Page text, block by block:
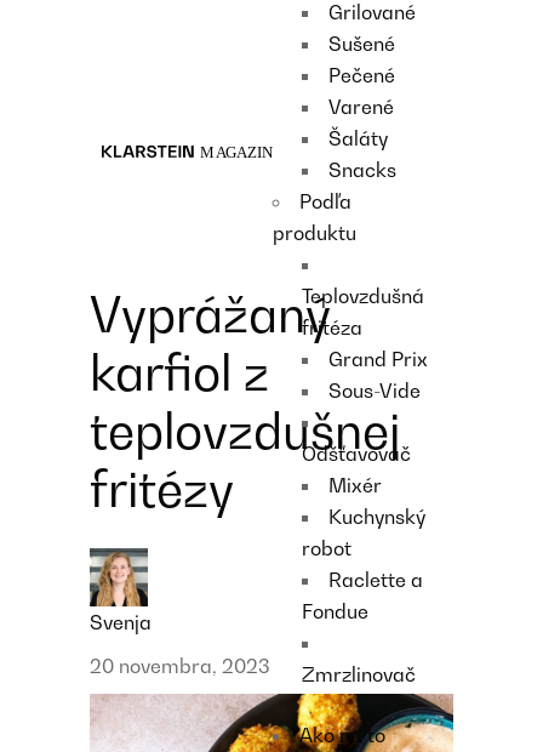
Grilované
Sušené
Pečené
Varené
Šaláty
Snacks
Podľa
produktu
Teplovzdušná
fritéza
Grand Prix
Sous-Vide
Odšťavovač
Mixér
Kuchynský
robot
Raclette a
Fondue
Zmrzlinovač
Ako na to
Vyprážaný
karfiol z
teplovzdušnej
fritézy
Svenja
20 novembra, 2023